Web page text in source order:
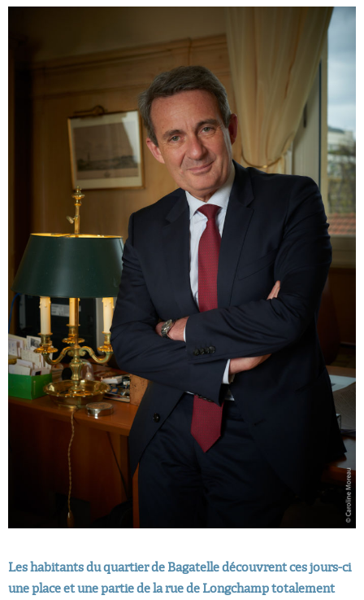
Les habitants du quartier de Bagatelle découvrent ces jours-ci
une place et une partie de la rue de Longchamp totalement